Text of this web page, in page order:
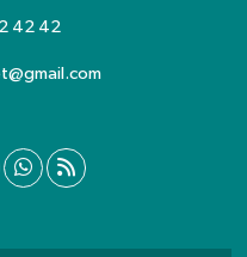
42 42